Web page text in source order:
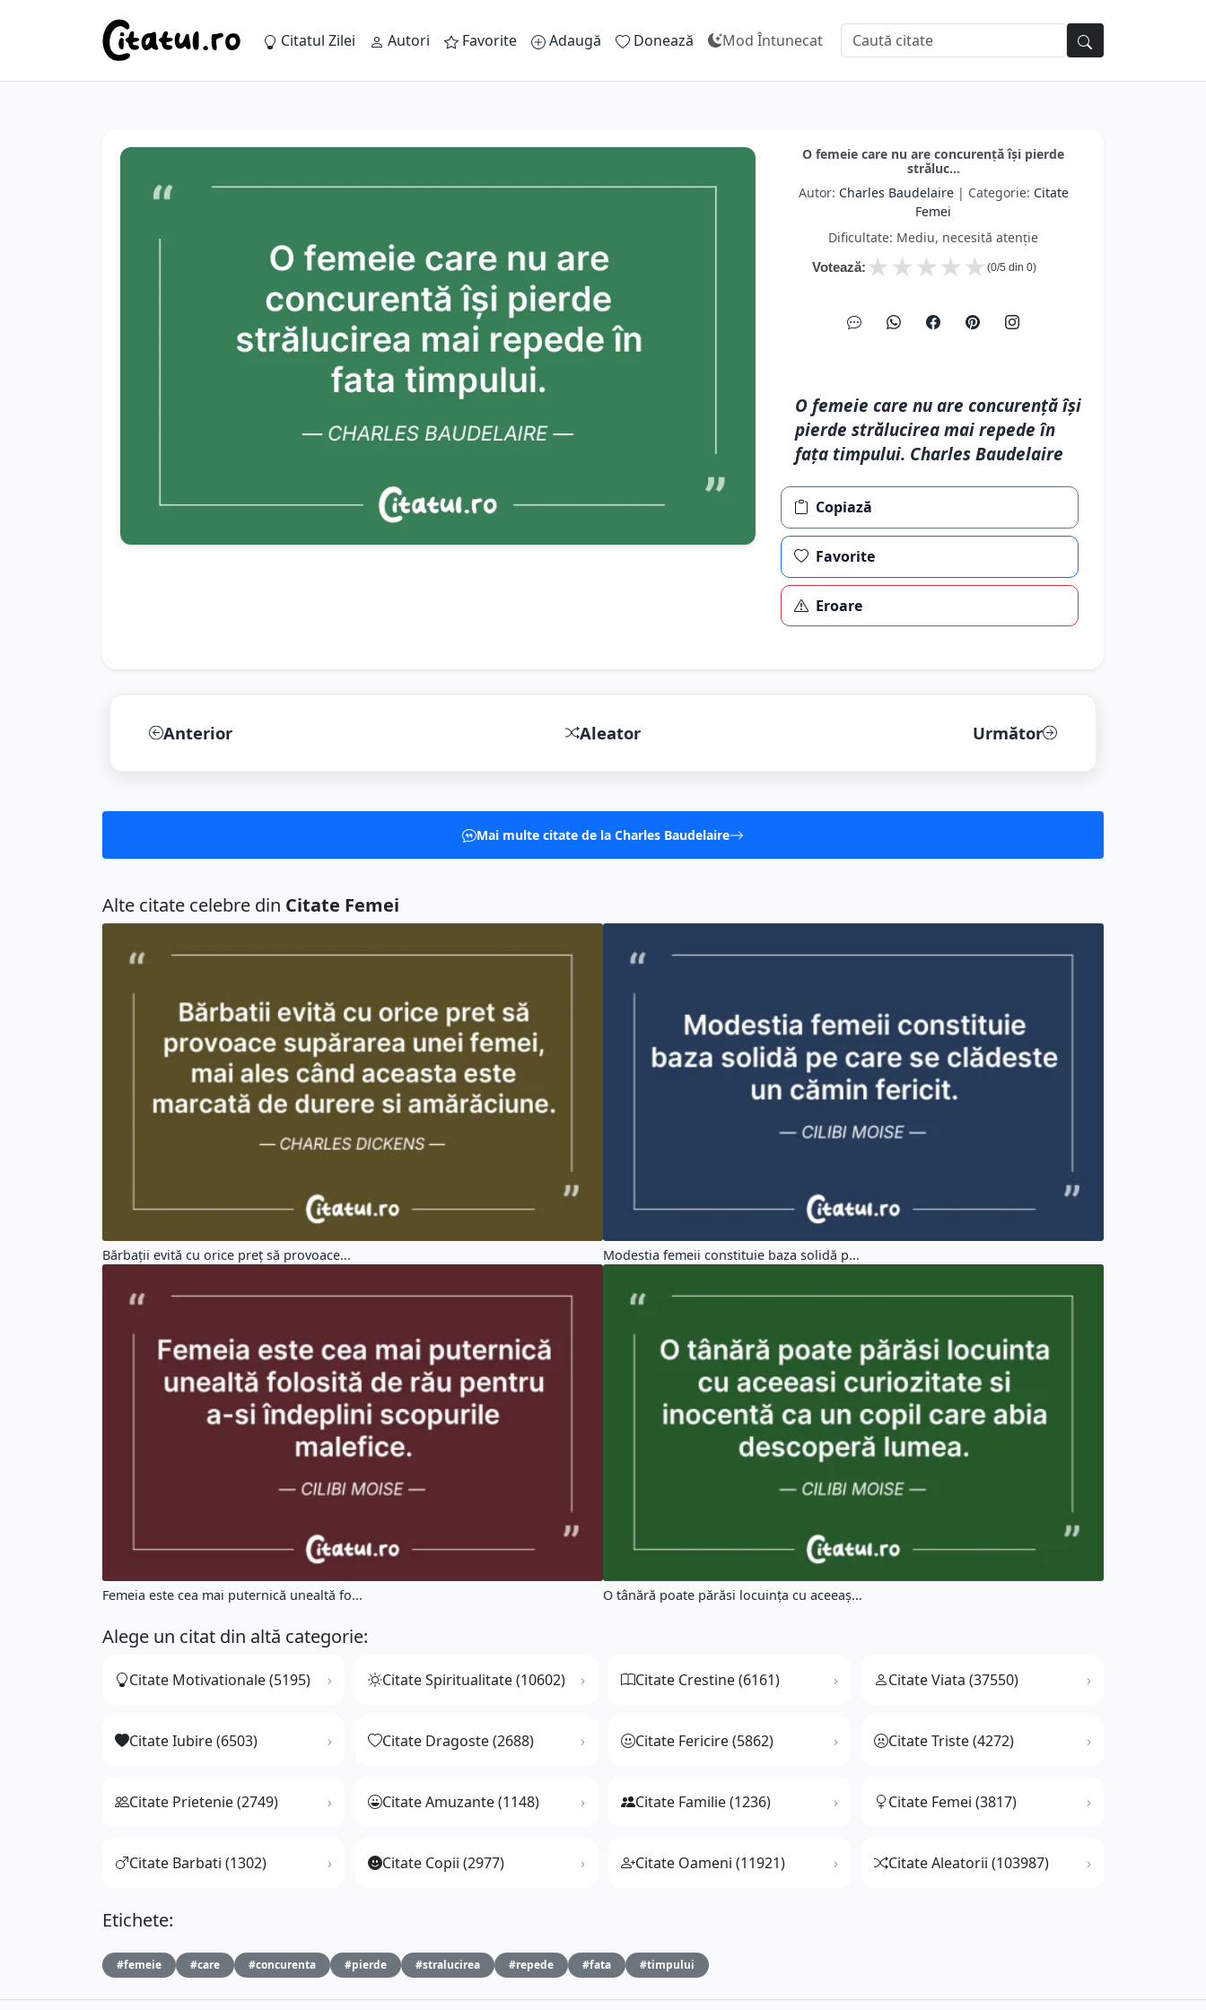
Citatul Zilei Autori Favorite Adaugă Donează Mod Întunecat
O femeie care nu are concurență își pierde
străluc...
Autor: Charles Baudelaire| Categorie: Citate
Femei
Dificultate: Mediu, necesită atenție
Votează: ★
★
★
★
★ (0/5 din 0)
O femeie care nu are concurență își
pierde strălucirea mai repede în
fața timpului. Charles Baudelaire
Copiază
Favorite
Eroare
Anterior Aleator Următor
Mai multe citate de la Charles Baudelaire
Alte citate celebre din Citate Femei
Bărbații evită cu orice preț să provoace... Modestia femeii constituie baza solidă p...
Femeia este cea mai puternică unealtă fo... O tânără poate părăsi locuința cu aceeaș...
Alege un citat din altă categorie:
Citate Motivationale (5195) Citate Spiritualitate (10602) Citate Crestine (6161) Citate Viata (37550)
Citate Iubire (6503) Citate Dragoste (2688) Citate Fericire (5862) Citate Triste (4272)
Citate Prietenie (2749) Citate Amuzante (1148) Citate Familie (1236) Citate Femei (3817)
Citate Barbati (1302) Citate Copii (2977) Citate Oameni (11921) Citate Aleatorii (103987)
Etichete:
#femeie #care #concurenta #pierde #stralucirea #repede #fata #timpului